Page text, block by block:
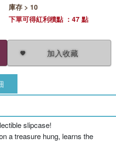
加入收藏
庫存 > 10
下單可得紅利積點 ：47 點
slipcase!
a treasure hung, learns the